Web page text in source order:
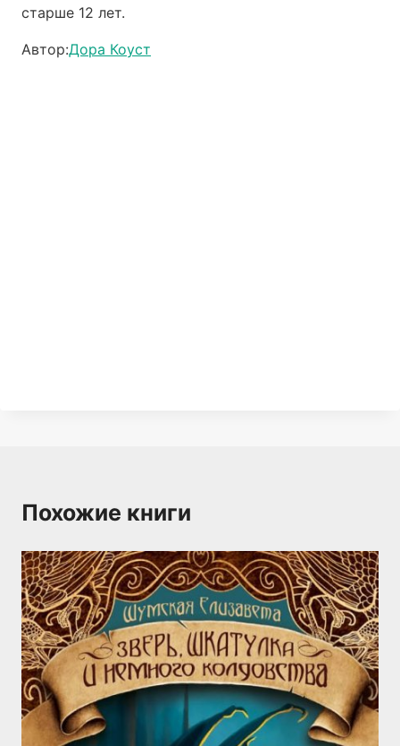
старше 12 лет.
Автор:Дора Коуст
Похожие книги